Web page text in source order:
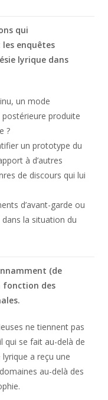
qui
enquêtes
lyrique dans
un mode
produite
?
un prototype du
à d’autres
de discours qui lui
d’avant-garde ou
la situation du
(de
fonction des
ne tiennent pas
qui se fait au-delà de
lyrique a reçu une
au-delà des